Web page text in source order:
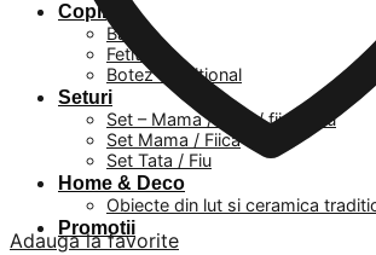
Copii
Baieti
Fetite
Botez Traditional
Seturi
Set – Mama / Tata / fiica / fiu
Set Mama / Fiica
Set Tata / Fiu
Home & Deco
Obiecte din lut si ceramica
Promotii
Adauga la favorite